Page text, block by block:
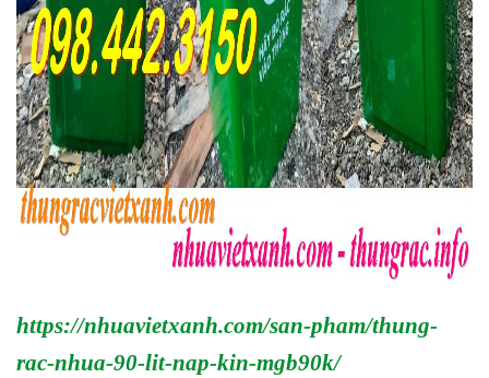
https://nhuavietxanh.com/san-pham/thung-
rac-nhua-90-lit-nap-kin-mgb90k/